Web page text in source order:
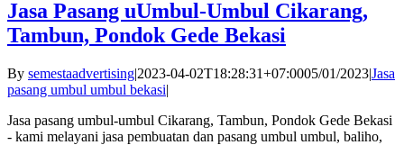
Jasa Pasang uUmbul-Umbul Cikarang,
Tambun, Pondok Gede Bekasi
By semestaadvertising|2023-04-02T18:28:31+07:0005/01/2023|Jasa
pasang umbul umbul bekasi|
Jasa pasang umbul-umbul Cikarang, Tambun, Pondok Gede Bekasi
- kami melayani jasa pembuatan dan pasang umbul umbul, baliho,